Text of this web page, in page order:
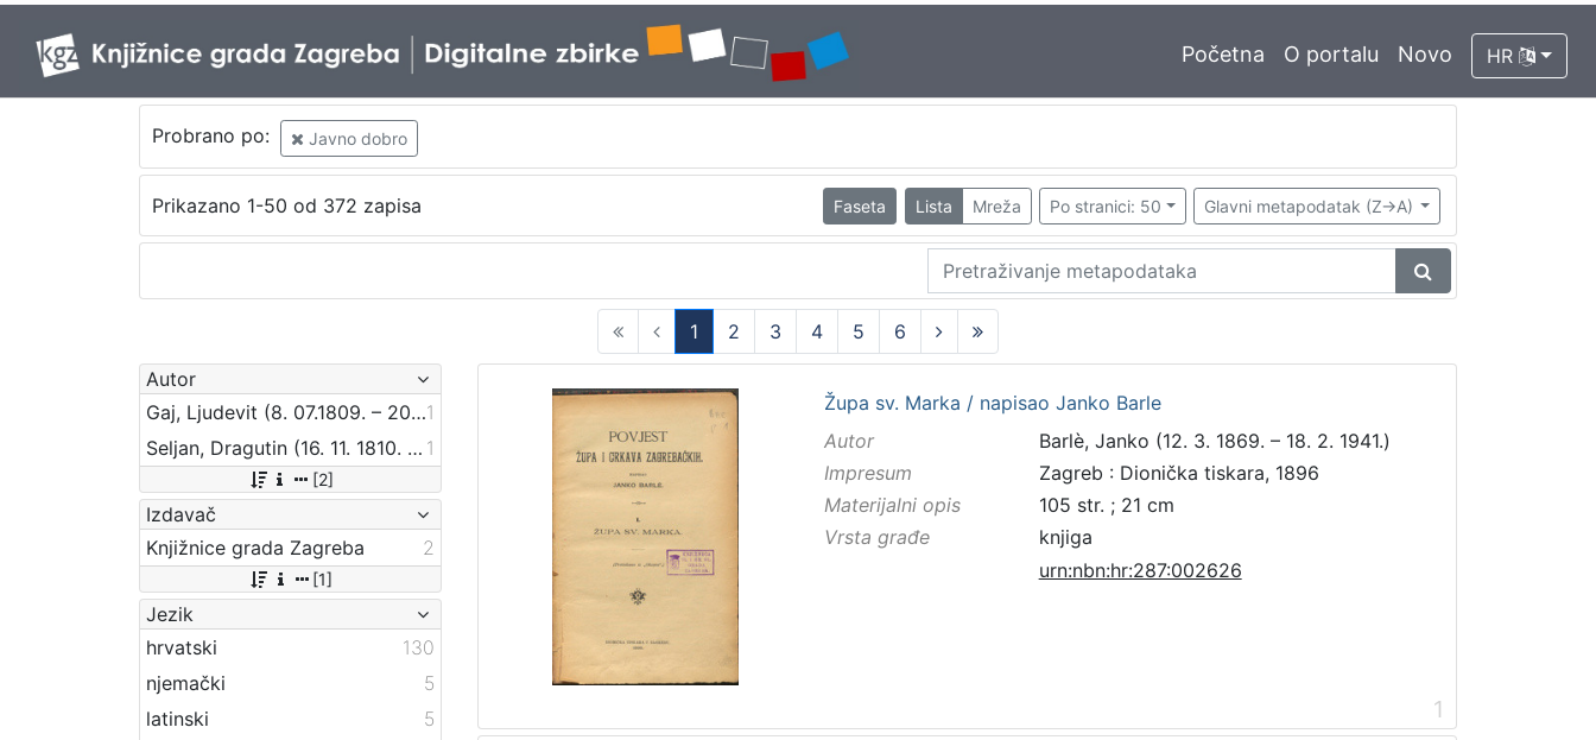
Početna O portalu Novo HR
Probrano po: Javno dobro
Prikazano 1-50 od 372 zapisa Faseta Lista Mreža Po stranici: 50 Glavni metapodatak (Z->A)
1
(current)
2 3 4 5
6
Autor
Gaj, Ljudevit (8. 07.1809. – 20. 04.1872.)1
Seljan, Dragutin (16. 11. 1810. – 14. 6. 1848.) 1
[2]
Izdavač
Knjižnice grada Zagreba
2
[1]
Jezik
hrvatski
130
njemački
5
latinski
5
Župa sv. Marka / napisao Janko Barle
Autor
Barlè, Janko (12. 3. 1869. – 18. 2. 1941.)
Impresum
Zagreb : Dionička tiskara, 1896
Materijalni opis
105 str. ; 21 cm
Vrsta građe
knjiga
urn:nbn:hr:287:002626
1